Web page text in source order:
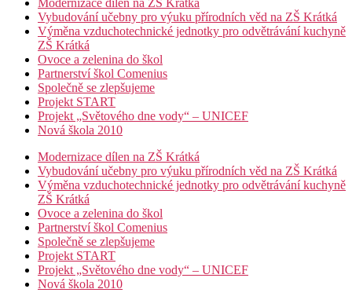
Modernizace dílen na ZŠ Krátká
Vybudování učebny pro výuku přírodních věd na ZŠ Krátká
Výměna vzduchotechnické jednotky pro odvětrávání kuchyně
ZŠ Krátká
Ovoce a zelenina do škol
Partnerství škol Comenius
Společně se zlepšujeme
Projekt START
Projekt „Světového dne vody“ – UNICEF
Nová škola 2010
Modernizace dílen na ZŠ Krátká
Vybudování učebny pro výuku přírodních věd na ZŠ Krátká
Výměna vzduchotechnické jednotky pro odvětrávání kuchyně
ZŠ Krátká
Ovoce a zelenina do škol
Partnerství škol Comenius
Společně se zlepšujeme
Projekt START
Projekt „Světového dne vody“ – UNICEF
Nová škola 2010